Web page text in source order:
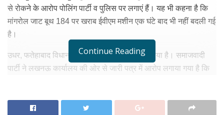
से रोकने के आरोप पोलिंग पार्टी व पुलिस पर लगाएं हैं। यह भी कहना है कि
मांगरोल जाट बूथ 184 पर खराब ईवीएम मशीन एक घंटे बाद भी नहीं बदली गई
है।
उधर, फतेहाबाद विधानसभा क्षेत्र में भी विवाद सामने आया है। समाजवादी
पार्टी ने लखनऊ कार्यालय की ओर से जारी पत्र में आरोप लगाया गया है कि
जा रहा है। सपा ने चुनाव आयोग से मामले में कार्रवाई की मांग की है।
Continue Reading